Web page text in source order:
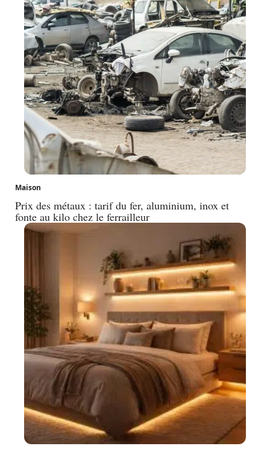
Maison
Prix des métaux : tarif du fer, aluminium, inox et
fonte au kilo chez le ferrailleur